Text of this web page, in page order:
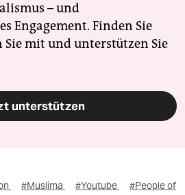
– und
Engagement. Finden Sie
Sie mit und unterstützen Sie
unterstützen
#Muslima #Youtube
#People of